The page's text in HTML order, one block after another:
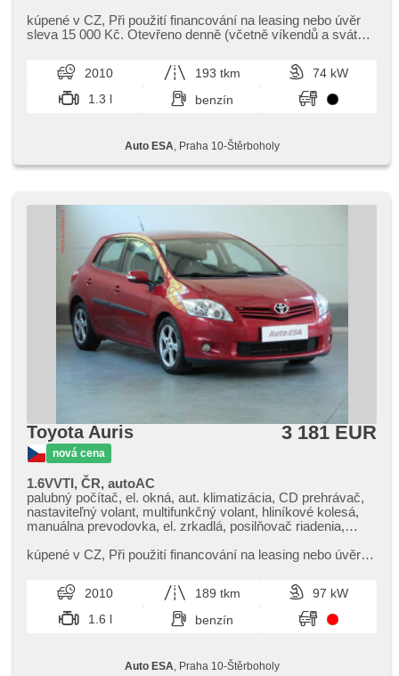
kúpené v CZ,​ Při použití financování na leasing nebo úvěr
sleva 15 000 Kč. Otevřeno denně (včetně víkendů a svátků)
2010 193 tkm
74 kW
1.3 l
benzín
Auto ESA , Praha 10-Štěrboholy
Toyota Auris
nová cena
3 181 EUR
1.6VVTI, ČR, autoAC
palubný počítač, el. okná, aut. klimatizácia, CD prehrávač,
nastaviteľný volant, multifunkčný volant, hliníkové kolesá,
manuálna prevodovka, el. zrkadlá, posilňovač riadenia,
stieračov, hmlové svetlá, ABS, protiprešmykový systém
airbagu spolujazdca, imobilizér, 4x airbag
kúpené v CZ,​ Při použití financování na leasing nebo úvěr
9.00​-22.00 hod...
2010 189 tkm
97 kW
1.6 l
benzín
Auto ESA , Praha 10-Štěrboholy